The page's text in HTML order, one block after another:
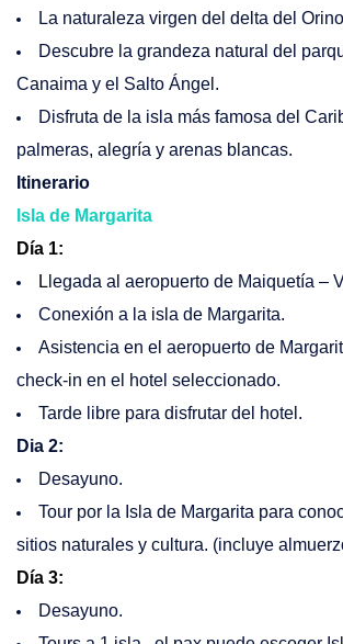
La naturaleza virgen del delta del
Descubre la grandeza natural del
Canaima y el Salto Ángel.
Disfruta de la isla más famosa del
palmeras, alegría y arenas blancas.
Itinerario
Isla de Margarita
Día 1:
L legada al aeropuerto de Maiquetía –
Conexión a la isla de Margarita.
Asistencia en el aeropuerto de
check-in en el hotel seleccionado.
Tarde libre para disfrutar del hotel.
Dia 2:
Desayuno.
Tour por la Isla de Margarita para
sitios naturales y cultura. (incluye
Día 3:
Desayuno.